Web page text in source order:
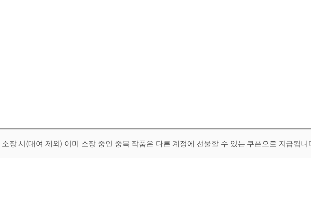
장 시(대여 제외) 이미 소장 중인 중복 작품은 다른 계정에 선물할 수 있는 쿠폰으로 지급됩니